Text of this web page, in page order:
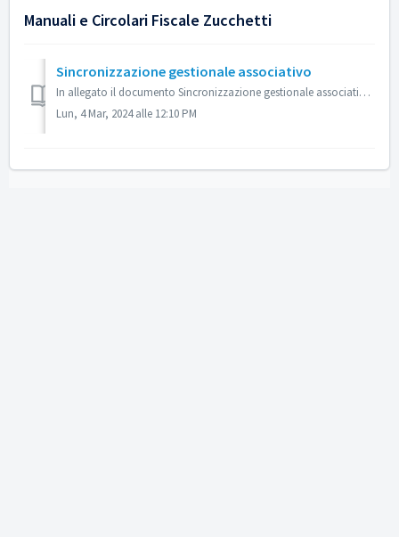
Manuali e Circolari Fiscale Zucchetti
Sincronizzazione gestionale associativo
In allegato il documento Sincronizzazione gestionale associativo (allineatore anagrafiche P@ndora - Ago)
Lun, 4 Mar, 2024 alle 12:10 PM